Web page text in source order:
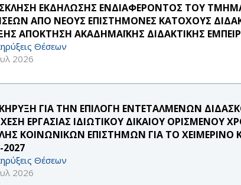
ΕΚΔΗΛΩΣΗΣ ΕΝΔΙΑΦΕΡΟΝΤΟΣ ΤΟΥ
ΑΠΟ ΝΕΟΥΣ ΕΠΙΣΤΗΜΟΝΕΣ ΚΑΤΟΧΟΥΣ
ΑΠΟΚΤΗΣΗ ΑΚΑΔΗΜΑΪΚΗΣ ΔΙΔΑΚΤΙΚΗΣ
Θέσεων
2026
ΓΙΑ ΤΗΝ ΕΠΙΛΟΓΗ ΕΝΤΕΤΑΛΜΕΝΩΝ
ΕΡΓΑΣΙΑΣ ΙΔΙΩΤΙΚΟΥ ΔΙΚΑΙΟΥ ΟΡΙΣΜΕΝΟΥ
ΚΟΙΝΩΝΙΚΩΝ ΕΠΙΣΤΗΜΩΝ ΓΙΑ ΤΟ
2027
Θέσεων
2026